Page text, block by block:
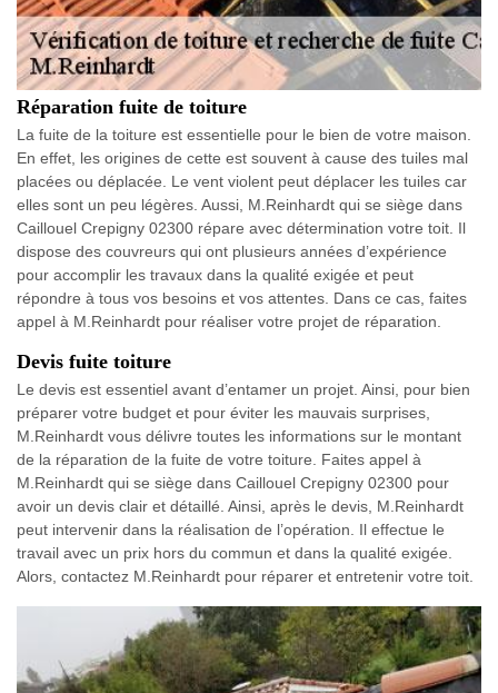
Réparation fuite de toiture
La fuite de la toiture est essentielle pour le bien de votre maison.
En effet, les origines de cette est souvent à cause des tuiles mal
placées ou déplacée. Le vent violent peut déplacer les tuiles car
elles sont un peu légères. Aussi, M.Reinhardt qui se siège dans
Caillouel Crepigny 02300 répare avec détermination votre toit. Il
dispose des couvreurs qui ont plusieurs années d’expérience
pour accomplir les travaux dans la qualité exigée et peut
répondre à tous vos besoins et vos attentes. Dans ce cas, faites
appel à M.Reinhardt pour réaliser votre projet de réparation.
Devis fuite toiture
Le devis est essentiel avant d’entamer un projet. Ainsi, pour bien
préparer votre budget et pour éviter les mauvais surprises,
M.Reinhardt vous délivre toutes les informations sur le montant
de la réparation de la fuite de votre toiture. Faites appel à
M.Reinhardt qui se siège dans Caillouel Crepigny 02300 pour
avoir un devis clair et détaillé. Ainsi, après le devis, M.Reinhardt
peut intervenir dans la réalisation de l’opération. Il effectue le
travail avec un prix hors du commun et dans la qualité exigée.
Alors, contactez M.Reinhardt pour réparer et entretenir votre toit.